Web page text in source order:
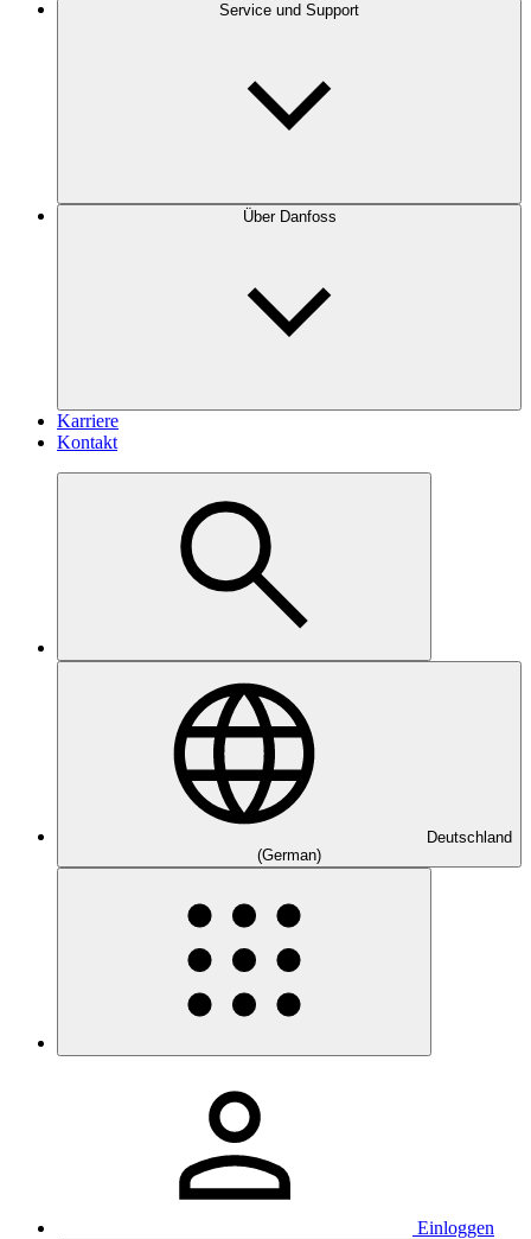
Service und Support
Über Danfoss
Karriere
Kontakt
Deutschland
(German)
Einloggen